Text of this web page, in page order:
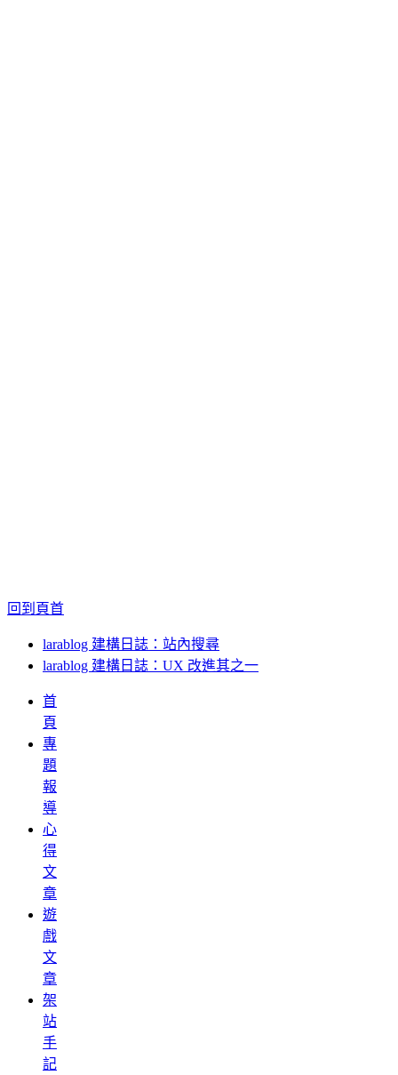
回到頁首
larablog 建構日誌：站內搜尋
larablog 建構日誌：UX 改進其之一
首
頁
專
題
報
導
心
得
文
章
遊
戲
文
章
架
站
手
記